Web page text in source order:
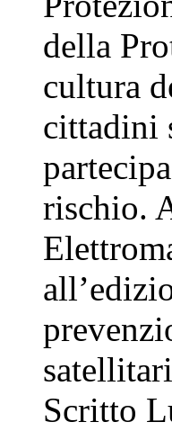
della
cultura
cittadini
rischio.
Scritto